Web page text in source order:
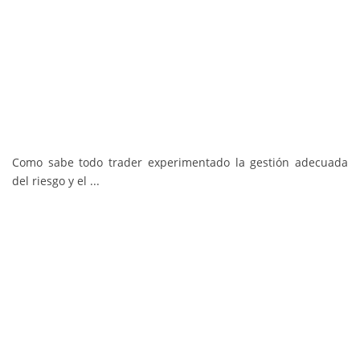
Como sabe todo trader experimentado la gestión adecuada
del riesgo y el ...